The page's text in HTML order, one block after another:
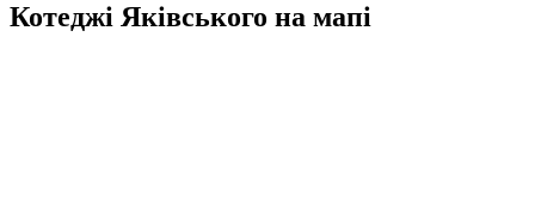
Котеджі Яківського на мапі